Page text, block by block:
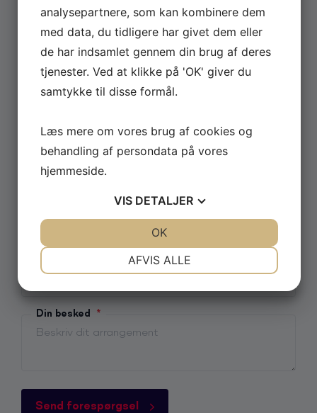
Firma
Privat
Firmanavn
Postnummer
Din besked *
Send forespørgsel
analysepartnere, som kan kombinere dem
med data, du tidligere har givet dem eller
de har indsamlet gennem din brug af deres
tjenester. Ved at klikke på 'OK' giver du
samtykke til disse formål.
Læs mere om vores brug af cookies og
behandling af persondata på vores
hjemmeside.
VIS DETALJER
AFVIS ALLE
OK